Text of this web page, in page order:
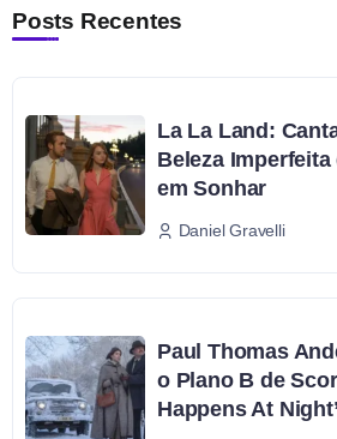
Posts Recentes
La La Land:
Beleza
em Sonhar
Daniel Gravelli
Paul Thomas
o Plano B de
Happens At